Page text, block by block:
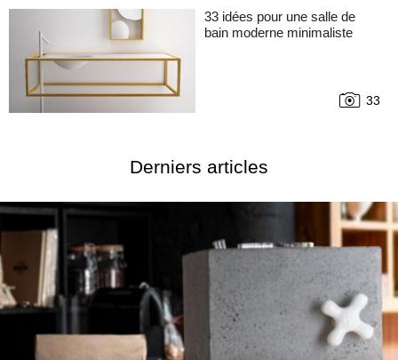
33 idées pour une salle de
bain moderne minimaliste
33
Derniers articles